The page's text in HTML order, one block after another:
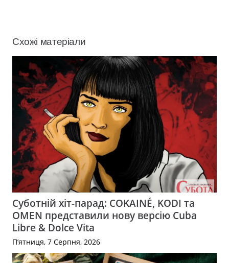
Схожі матеріали
Суботній хіт-парад: COKAINÉ, KODI та
OMEN представили нову версію Cuba
Libre & Dolce Vita
П’ятниця, 7 Серпня, 2026